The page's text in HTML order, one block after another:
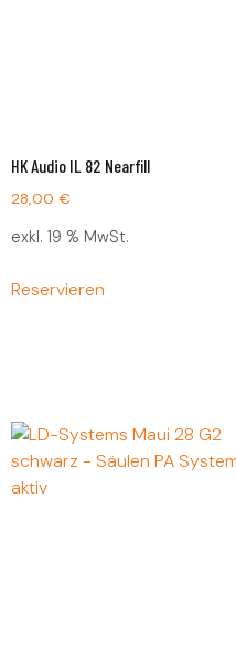
HK Audio IL 82 Nearfill
28,00 €
exkl. 19 % MwSt.
Reservieren